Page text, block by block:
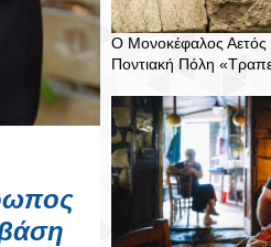
βάση
Ο Μονοκέφαλος Αετός
Ποντιακή Πόλη